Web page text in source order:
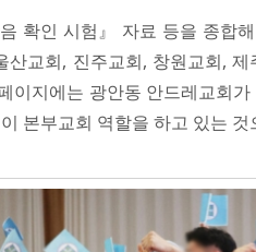
확인 시험』 자료 등을 종합
교회, 진주교회, 창원교회,
이지에는 광안동 안드레교회
본부교회 역할을 하고 있는 것